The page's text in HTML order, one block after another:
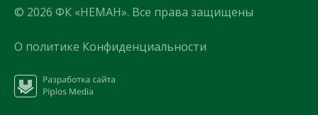
© 2026 ФК «НЕМАН». Все права защищены
О политике Конфиденциальности